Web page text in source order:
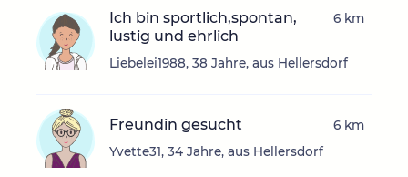
Ich bin sportlich,spontan,
lustig und ehrlich
Liebelei1988, 38 Jahre, aus Hellersdorf
6 km
Freundin gesucht
Yvette31, 34 Jahre, aus Hellersdorf
6 km